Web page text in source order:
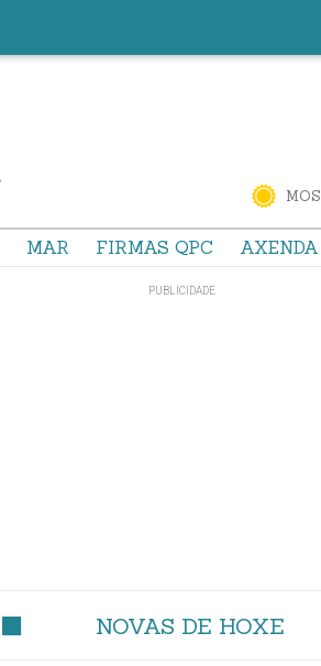
MOS
MAR FIRMAS QPC AXENDA
NOVAS DE HOXE